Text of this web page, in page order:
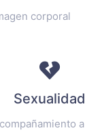
corporal
Sexualidad
a